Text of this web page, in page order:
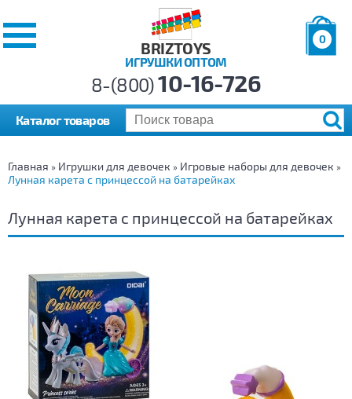
BRIZTOYS
ИГРУШКИ ОПТОМ
0
р.
8-(800)10-16-726
Каталог товаров
Главная » Игрушки для девочек » Игровые наборы для девочек »
Лунная карета с принцессой на батарейках
Лунная карета с принцессой на батарейках